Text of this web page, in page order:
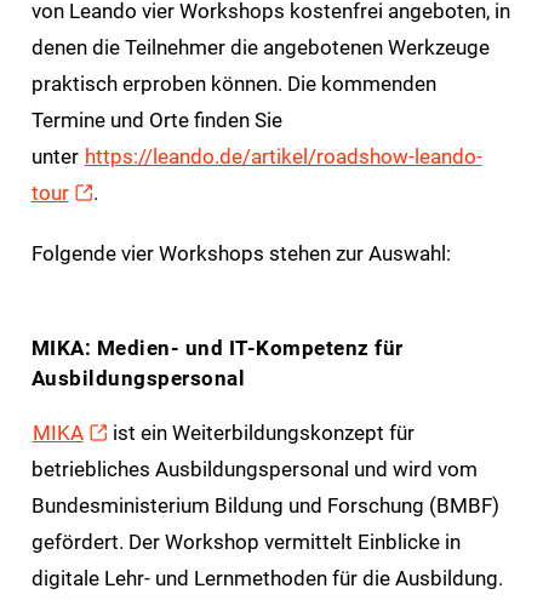
von Leando vier Workshops kostenfrei angeboten, in
denen die Teilnehmer die angebotenen Werkzeuge
praktisch erproben können. Die kommenden
Termine und Orte finden Sie
unter https://leando.de/artikel/roadshow-leando-
tour
.
Folgende vier Workshops stehen zur Auswahl:
MIKA: Medien- und IT-Kompetenz für
Ausbildungspersonal
MIKA
ist ein Weiterbildungskonzept für
betriebliches Ausbildungspersonal und wird vom
Bundesministerium Bildung und Forschung (BMBF)
gefördert. Der Workshop vermittelt Einblicke in
digitale Lehr- und Lernmethoden für die Ausbildung.